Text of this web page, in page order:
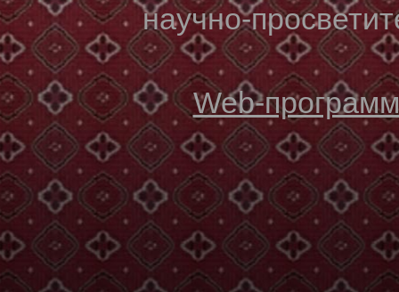
научно-
Web-